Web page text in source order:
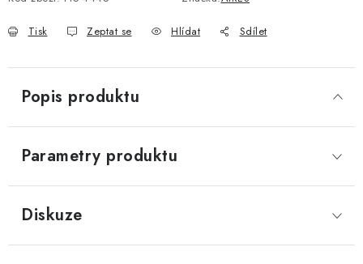
Tisk Zeptat se Hlídat Sdílet
Popis produktu
Parametry produktu
Diskuze